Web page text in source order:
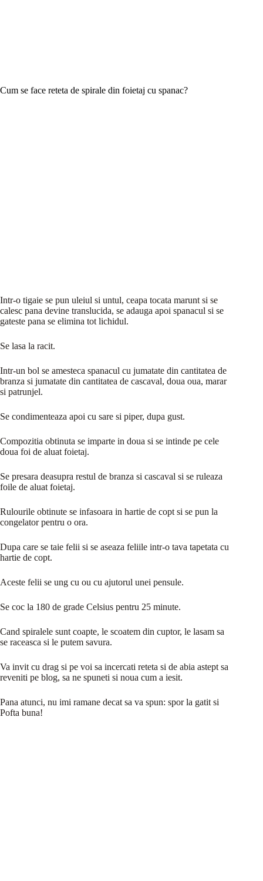
Cum se face reteta de spirale din foietaj cu spanac?
Intr-o tigaie se pun uleiul si untul, ceapa tocata marunt si se
calesc pana devine translucida, se adauga apoi spanacul si se
gateste pana se elimina tot lichidul.
Se lasa la racit.
Intr-un bol se amesteca spanacul cu jumatate din cantitatea de
branza si jumatate din cantitatea de cascaval, doua oua, marar
si patrunjel.
Se condimenteaza apoi cu sare si piper, dupa gust.
Compozitia obtinuta se imparte in doua si se intinde pe cele
doua foi de aluat foietaj.
Se presara deasupra restul de branza si cascaval si se ruleaza
foile de aluat foietaj.
Rulourile obtinute se infasoara in hartie de copt si se pun la
congelator pentru o ora.
Dupa care se taie felii si se aseaza feliile intr-o tava tapetata cu
hartie de copt.
Aceste felii se ung cu ou cu ajutorul unei pensule.
Se coc la 180 de grade Celsius pentru 25 minute.
Cand spiralele sunt coapte, le scoatem din cuptor, le lasam sa
se raceasca si le putem savura.
Va invit cu drag si pe voi sa incercati reteta si de abia astept sa
reveniti pe blog, sa ne spuneti si noua cum a iesit.
Pana atunci, nu imi ramane decat sa va spun: spor la gatit si
Pofta buna!